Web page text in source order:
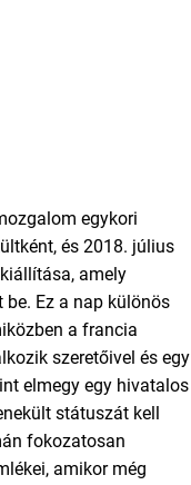
egykori
és 2018. július
amely
Ez a nap különös
a francia
szeretőivel és egy
elmegy egy hivatalos
státuszát kell
fokozatosan
amikor még